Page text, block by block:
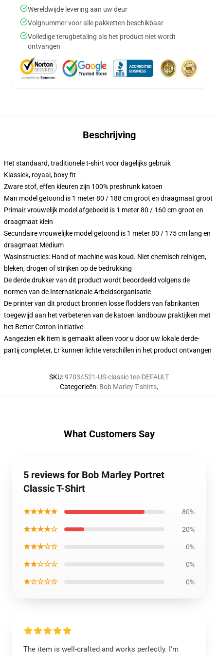
Wereldwijde levering aan uw deur
Volgnummer voor alle pakketten beschikbaar
Volledige terugbetaling als het product niet wordt
ontvangen
Beschrijving
Het standaard, traditionele t-shirt voor dagelijks gebruik
Klassiek, royaal, boxy fit
Zware stof, effen kleuren zijn 100% preshrunk katoen
Man model getoond is 1 meter 80 / 188 cm groot en draagmaat groot
Primair vrouwelijk model afgebeeld is 1 meter 80 / 160 cm groot en
draagmaat klein
Secundaire vrouwelijke model getoond is 1 meter 80 / 175 cm lang en
draagmaat Medium
Wasinstructies: Hand of machine was koud. Niet chemisch reinigen,
bleken, drogen of strijken op de bedrukking
De derde drukker van dit product wordt beoordeeld volgens de
normen van de Internationale Arbeidsorganisatie
De printer van dit product bronnen losse flodders van fabrikanten
toegewijd aan het verbeteren van de katoen landbouw praktijken met
het Better Cotton Initiative
Aangezien elk item is gemaakt alleen voor u door uw lokale derde-
partij completer, Er kunnen lichte verschillen in het product ontvangen
SKU:97034521-US-classic-tee-DEFAULT
Categorieën: Bob Marley T-shirts,
What Customers Say
5 reviews for Bob Marley Portret
Classic T-Shirt
★★★★★ 80%
★★★★☆ 20%
★★★☆☆ 0%
★★☆☆☆ 0%
★☆☆☆☆ 0%
The item is well-crafted and works perfectly. I'm